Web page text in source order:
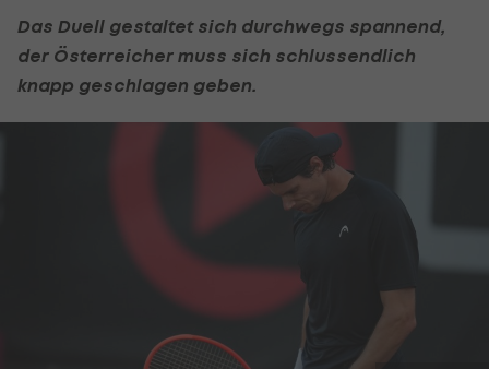
Das Duell gestaltet sich durchwegs spannend,
der Österreicher muss sich schlussendlich
knapp geschlagen geben.